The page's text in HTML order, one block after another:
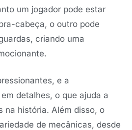
um jogador pode estar
cabeça, o outro pode
criando uma
e a
detalhes, o que ajuda a
na história. Além disso, o
de mecânicas, desde